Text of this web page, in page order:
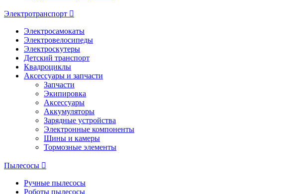
Электротранспорт
Электросамокаты
Электровелосипеды
Электроскутеры
Детский транспорт
Квадроциклы
Аксессуары и запчасти
Запчасти
Экипировка
Аксессуары
Аккумуляторы
Зарядные устройства
Электронные компоненты
Шины и камеры
Тормозные элементы
Пылесосы
Ручные пылесосы
Роботы пылесосы